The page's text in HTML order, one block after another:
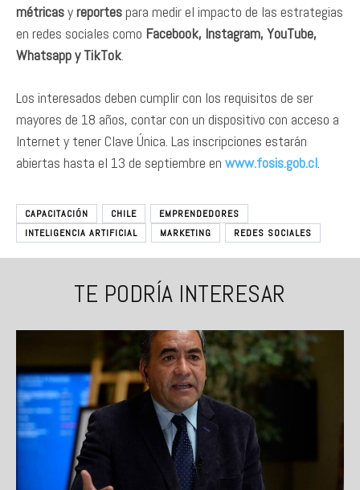
métricasyreportespara medir el impacto de las estrategias
en redes sociales como Facebook, Instagram, YouTube,
Whatsapp y TikTok
Los interesados deben cumplir con los requisitos de ser
mayores de 18 años, contar con un dispositivo con acceso a
Internet y tener Clave Única. Las inscripciones estarán
abiertas hasta el 13 de septiembre en www.fosis.gob.cl
CAPACITACIÓN CHILE
EMPRENDEDORES
INTELIGENCIA ARTIFICIAL
MARKETING REDES SOCIALES
TE PODRÍA INTERESAR